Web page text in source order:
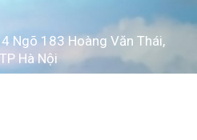
Ngõ 183 Hoàng Văn Thái,
Hà Nội